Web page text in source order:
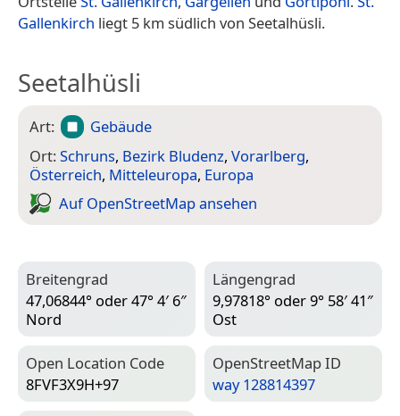
Gallenkirch liegt 5 km südlich von Seetalhüsli.
Seetalhüsli
Art:
Gebäude
Ort:Schruns, Bezirk Bludenz, Vorarlberg,
Österreich, Mitteleuropa, Europa
Auf Open­Street­Map ansehen
Breitengrad
47,06844° oder 47° 4′ 6″
Nord
Längengrad
9,97818° oder 9° 58′ 41″
Ost
Open Location Code
8FVF3X9H+97
Open­Street­Map ID
way 128814397